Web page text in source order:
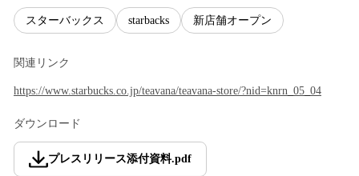
スターバックス starbacks 新店舗オープン
関連リンク
https://www.starbucks.co.jp/teavana/teavana-store/?nid=knrn_05_04
ダウンロード
プレスリリース添付資料.pdf